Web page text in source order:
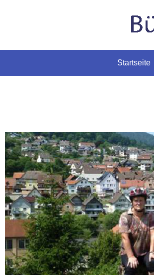
Startseite